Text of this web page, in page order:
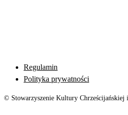
Regulamin
Polityka prywatności
© Stowarzyszenie Kultury Chrześcijańskiej